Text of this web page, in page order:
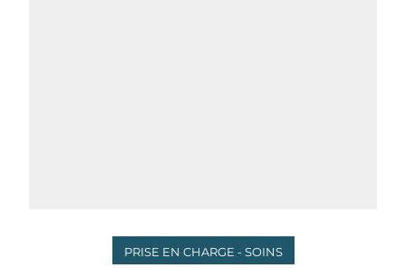
PRISE EN CHARGE - SOINS